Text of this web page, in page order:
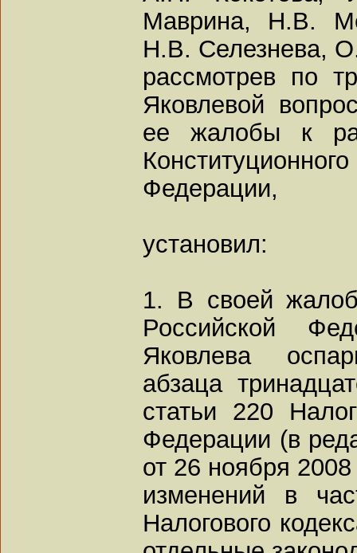
Маврина, Н.В.
Н.В. Селезнева,
рассмотрев по
Яковлевой
ее жалобы к
Федерации,
установил:
1. В своей
Российской
Яковлева
абзаца
статьи 220
Федерации (в
от 26 ноября
изменений в
Налогового